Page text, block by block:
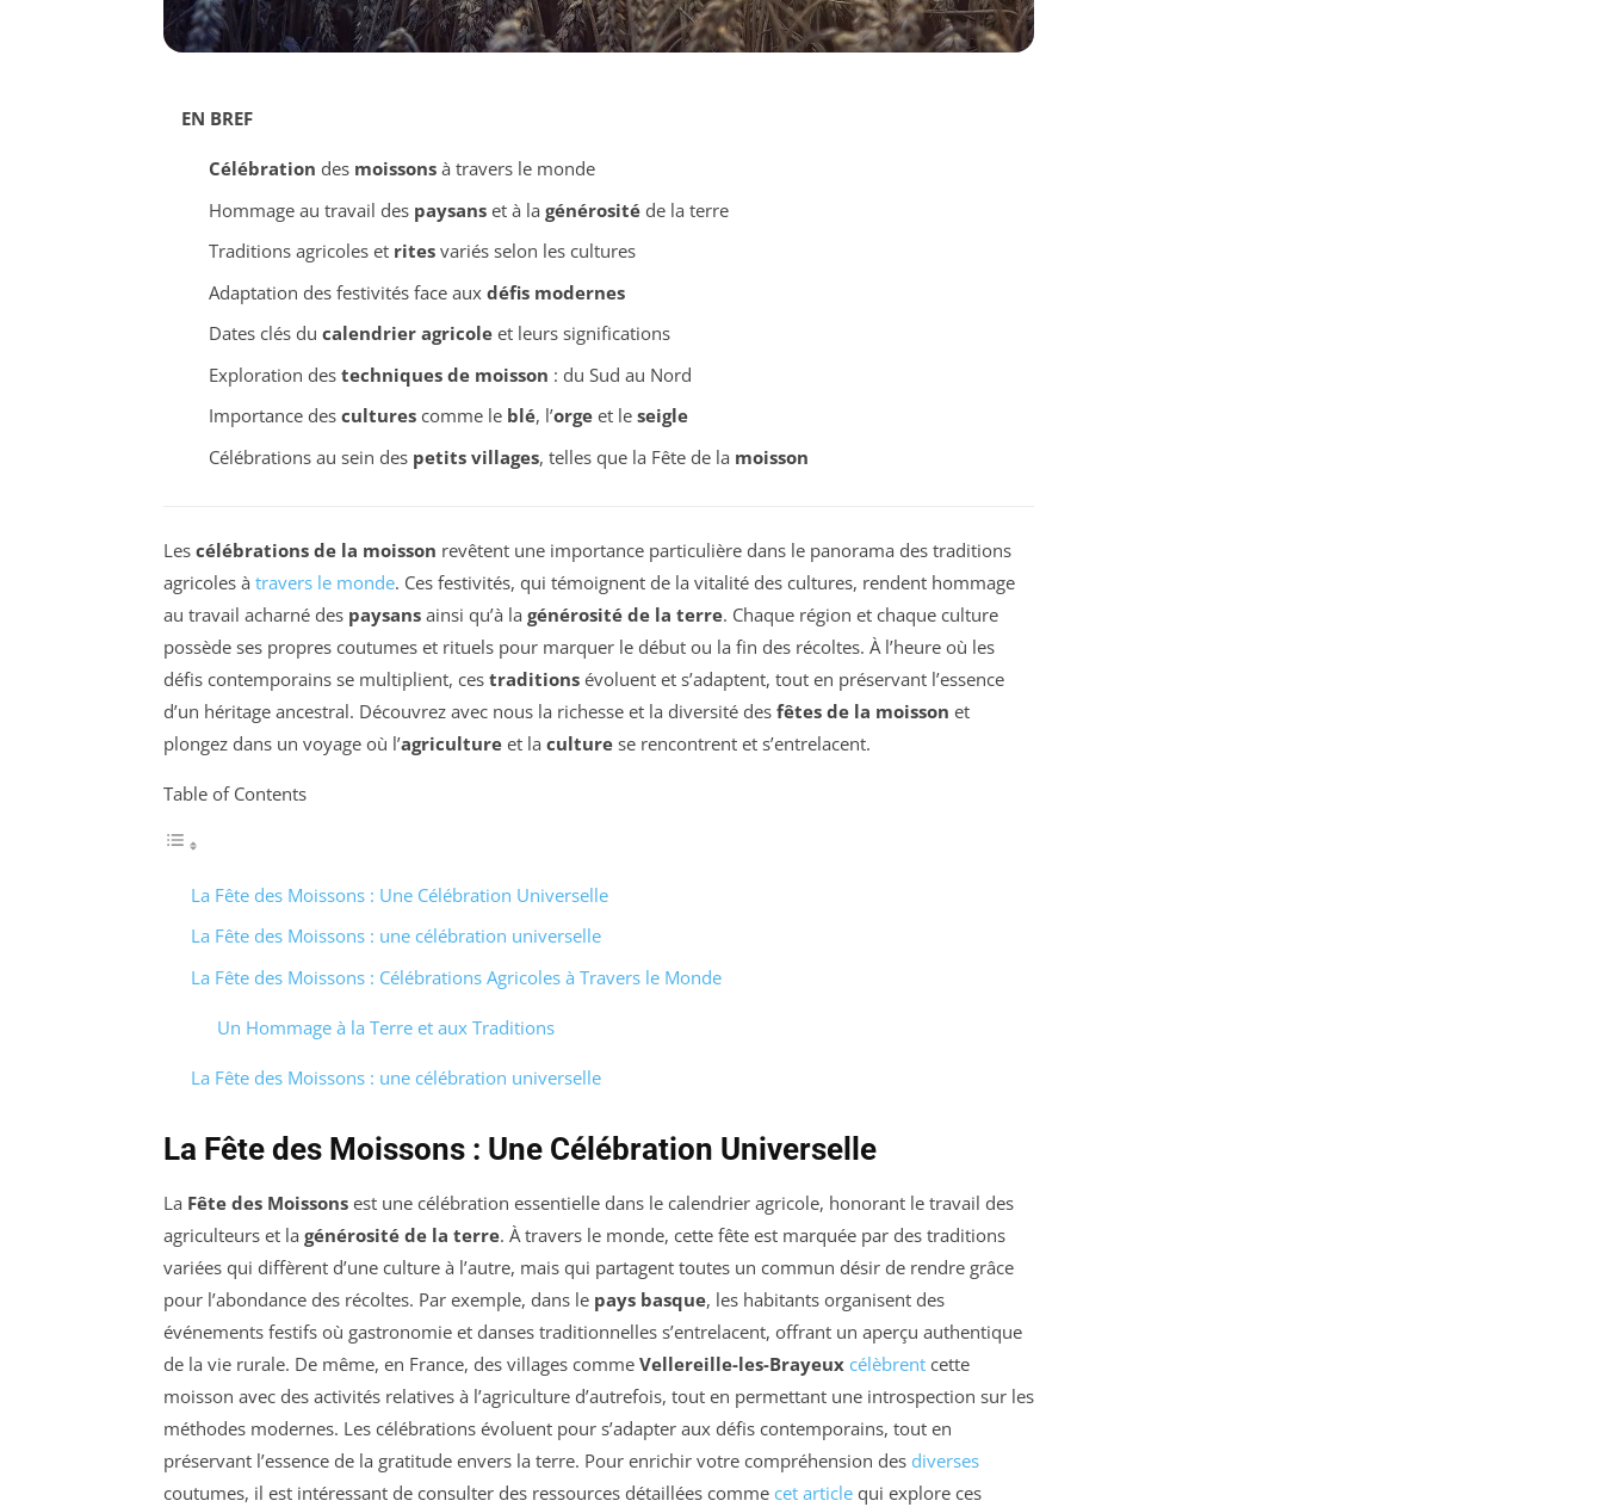
EN BREF
Célébration des moissonsà travers le monde
Hommage au travail des paysanset à la générositéde la terre
Traditions agricoles et ritesvariés selon les cultures
Adaptation des festivités face aux défis modernes
Dates clés du calendrier agricoleet leurs significations
Exploration des techniques de moisson : du Sud au Nord
Importance des culturescomme le blé, l’orgeet le seigle
Célébrations au sein des petits villages, telles que la Fête de la moisson
Les célébrations de la moisson revêtent une importance particulière dans le panorama des traditions
agricoles à travers le monde. Ces festivités, qui témoignent de la vitalité des cultures, rendent hommage
au travail acharné des paysans ainsi qu’à la générosité de la terre. Chaque région et chaque culture
possède ses propres coutumes et rituels pour marquer le début ou la fin des récoltes. À l’heure où les
défis contemporains se multiplient, ces traditions évoluent et s’adaptent, tout en préservant l’essence
d’un héritage ancestral. Découvrez avec nous la richesse et la diversité des fêtes de la moisson et
plongez dans un voyage où l’agriculture et la culture se rencontrent et s’entrelacent.
Table of Contents
La Fête des Moissons : Une Célébration Universelle
La Fête des Moissons : une célébration universelle
La Fête des Moissons : Célébrations Agricoles à Travers le Monde
Un Hommage à la Terre et aux Traditions
La Fête des Moissons : une célébration universelle
La Fête des Moissons : Une Célébration Universelle
La Fête des Moissons est une célébration essentielle dans le calendrier agricole, honorant le travail des
agriculteurs et la générosité de la terre. À travers le monde, cette fête est marquée par des traditions
variées qui diffèrent d’une culture à l’autre, mais qui partagent toutes un commun désir de rendre grâce
pour l’abondance des récoltes. Par exemple, dans le pays basque, les habitants organisent des
événements festifs où gastronomie et danses traditionnelles s’entrelacent, offrant un aperçu authentique
de la vie rurale. De même, en France, des villages comme Vellereille-les-Brayeux célèbrent cette
moisson avec des activités relatives à l’agriculture d’autrefois, tout en permettant une introspection sur les
méthodes modernes. Les célébrations évoluent pour s’adapter aux défis contemporains, tout en
préservant l’essence de la gratitude envers la terre. Pour enrichir votre compréhension des diverses
coutumes, il est intéressant de consulter des ressources détaillées comme cet article qui explore ces